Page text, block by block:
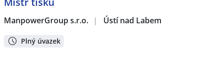
ManpowerGroup s.r.o. | Ústí nad Labem
Plný úvazek